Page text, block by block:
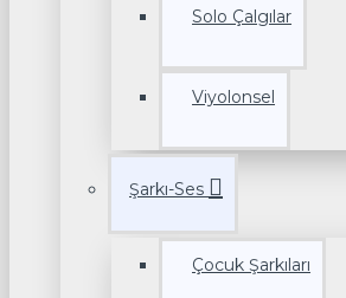
Solo Çalgılar
Viyolonsel
Şarkı-Ses
Çocuk Şarkıları